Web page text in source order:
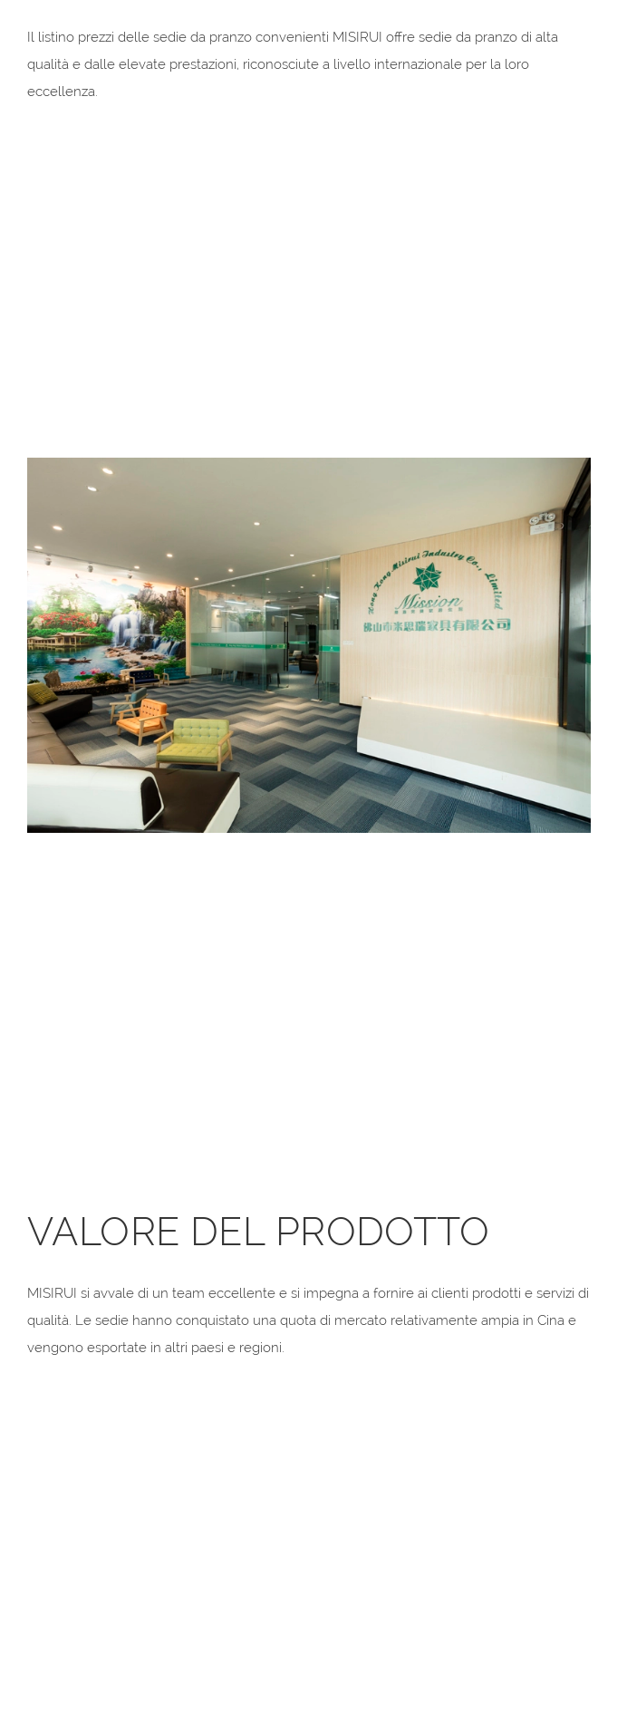
Il listino prezzi delle sedie da pranzo convenienti MISIRUI offre sedie da pranzo di alta
qualità e dalle elevate prestazioni, riconosciute a livello internazionale per la loro
eccellenza.
VALORE DEL PRODOTTO
MISIRUI si avvale di un team eccellente e si impegna a fornire ai clienti prodotti e servizi di
qualità. Le sedie hanno conquistato una quota di mercato relativamente ampia in Cina e
vengono esportate in altri paesi e regioni.